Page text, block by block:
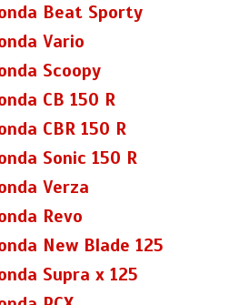
Beat Sporty
Vario
Scoopy
CB 150 R
CBR 150 R
Sonic 150 R
Verza
Revo
New Blade 125
Supra x 125